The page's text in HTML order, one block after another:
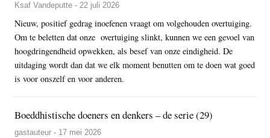
Ksaf Vandeputte - 22 juli 2026
Nieuw, positief gedrag inoefenen vraagt om volgehouden overtuiging.
Om te beletten dat onze overtuiging slinkt, kunnen we een gevoel van
hoogdringendheid opwekken, als besef van onze eindigheid. De
uitdaging wordt dan dat we elk moment benutten om te doen wat goed
is voor onszelf en voor anderen.
Boeddhistische doeners en denkers – de serie (29)
gastauteur - 17 mei 2026